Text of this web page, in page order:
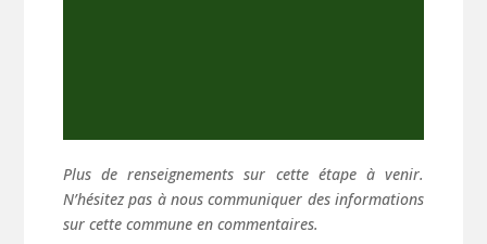
Plus de renseignements sur cette étape à venir.
N’hésitez pas à nous communiquer des informations
sur cette commune en commentaires.